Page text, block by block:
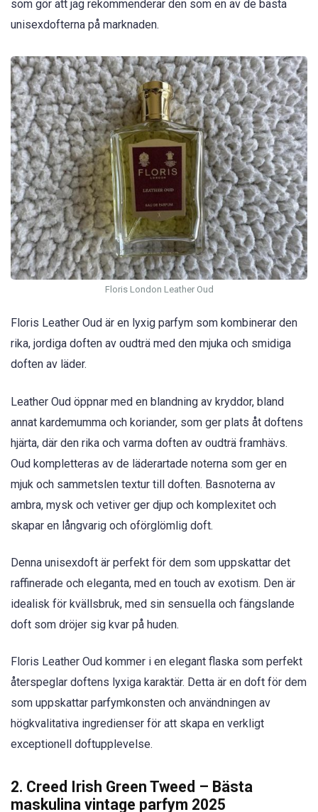
som gör att jag rekommenderar den som en av de bästa
unisexdofterna på marknaden.
Floris London Leather Oud
Floris Leather Oud är en lyxig parfym som kombinerar den
rika, jordiga doften av oudträ med den mjuka och smidiga
doften av läder.
Leather Oud öppnar med en blandning av kryddor, bland
annat kardemumma och koriander, som ger plats åt doftens
hjärta, där den rika och varma doften av oudträ framhävs.
Oud kompletteras av de läderartade noterna som ger en
mjuk och sammetslen textur till doften. Basnoterna av
ambra, mysk och vetiver ger djup och komplexitet och
skapar en långvarig och oförglömlig doft.
Denna unisexdoft är perfekt för dem som uppskattar det
raffinerade och eleganta, med en touch av exotism. Den är
idealisk för kvällsbruk, med sin sensuella och fängslande
doft som dröjer sig kvar på huden.
Floris Leather Oud kommer i en elegant flaska som perfekt
återspeglar doftens lyxiga karaktär. Detta är en doft för dem
som uppskattar parfymkonsten och användningen av
högkvalitativa ingredienser för att skapa en verkligt
exceptionell doftupplevelse.
2. Creed Irish Green Tweed – Bästa
maskulina vintage parfym 2025